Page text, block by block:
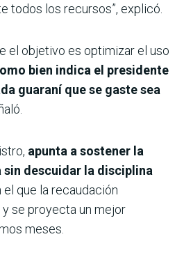
todos los recursos”, explicó.
el objetivo es optimizar el uso
bien indica el presidente
guaraní que se gaste sea
apunta a sostener la
descuidar la disciplina
que la recaudación
se proyecta un mejor
meses.